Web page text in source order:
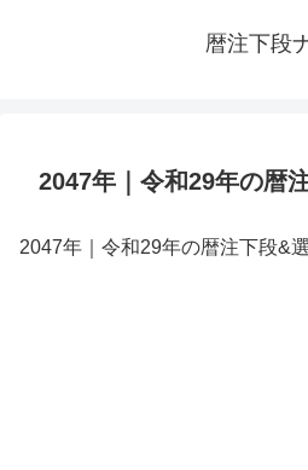
暦注下段
2047年｜令和29年の暦
2047年｜令和29年の暦注下段&